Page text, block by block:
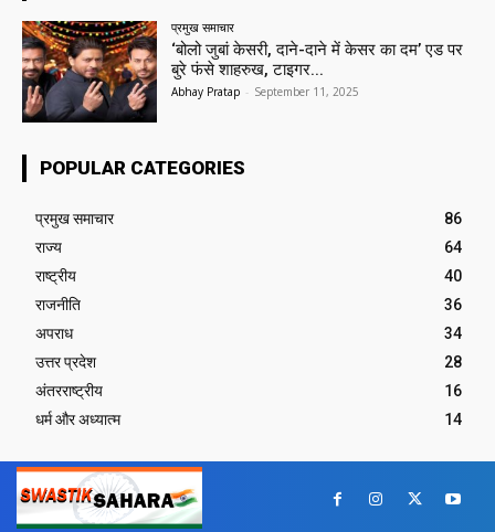
प्रमुख समाचार‎
‘बोलो जुबां केसरी, दाने-दाने में केसर का दम’ एड पर
बुरे फंसे शाहरुख, टाइगर...
Abhay Pratap - September 11, 2025
POPULAR CATEGORIES
प्रमुख समाचार‎
86
राज्य
64
राष्ट्रीय
40
राजनीति
36
अपराध
34
उत्तर प्रदेश
28
अंतरराष्ट्रीय
16
धर्म और अध्यात्म
14